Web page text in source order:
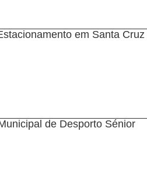
em Santa Cruz
de Desporto Sénior